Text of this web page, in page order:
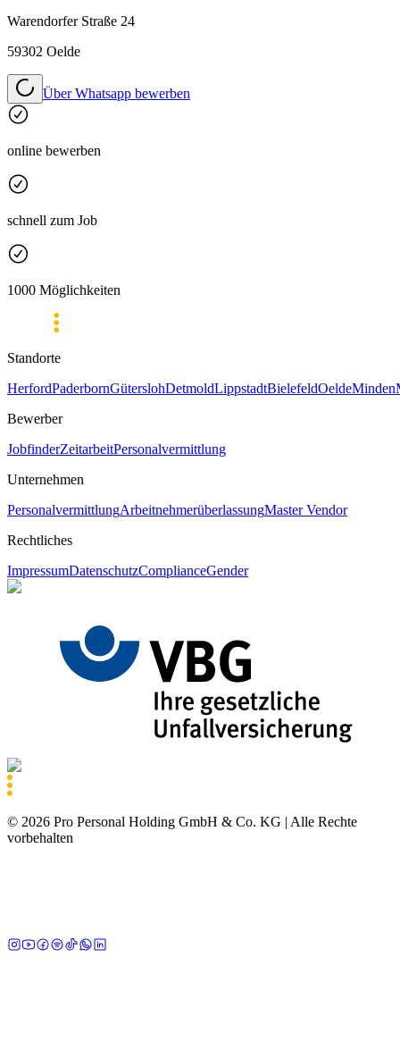
Warendorfer Straße 24
59302 Oelde
Über Whatsapp bewerben
online bewerben
schnell zum Job
1000 Möglichkeiten
Standorte
HerfordPaderbornGüterslohDetmoldLippstadtBielefeldOeldeMinden
Bewerber
JobfinderZeitarbeitPersonalvermittlung
Unternehmen
PersonalvermittlungArbeitnehmerüberlassungMaster Vendor
Rechtliches
ImpressumDatenschutzComplianceGender
© 2026 Pro Personal Holding GmbH & Co. KG | Alle Rechte
vorbehalten